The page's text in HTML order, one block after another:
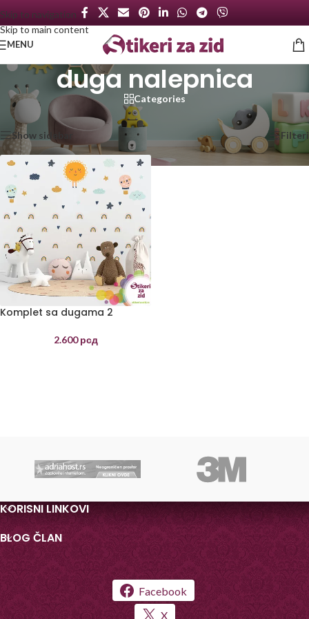
Skip to navigation
Skip to main content
MENU
duga nalepnica
Categories
Početna
Proizvod označen „duga nalepnica“ Prikazan jedan rezultat
Show sidebar Filteri
Komplet sa dugama 2
2.600рсд
KORISNI LINKOVI
BLOG ČLAN
Facebook
X